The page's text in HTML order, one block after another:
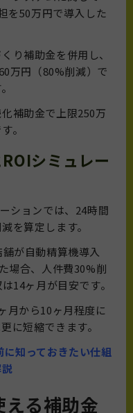
を50万円で導入した
り補助金を併用し、
万円（80%削減）で
補助金で上限250万
。
シミュレー
ションでは、24時間
を算定します。
が自動精算機導入
場合、人件費30%削
14ヶ月が目安です。
月から10ヶ月程度に
に短縮できます。
知っておきたい仕組
る補助金